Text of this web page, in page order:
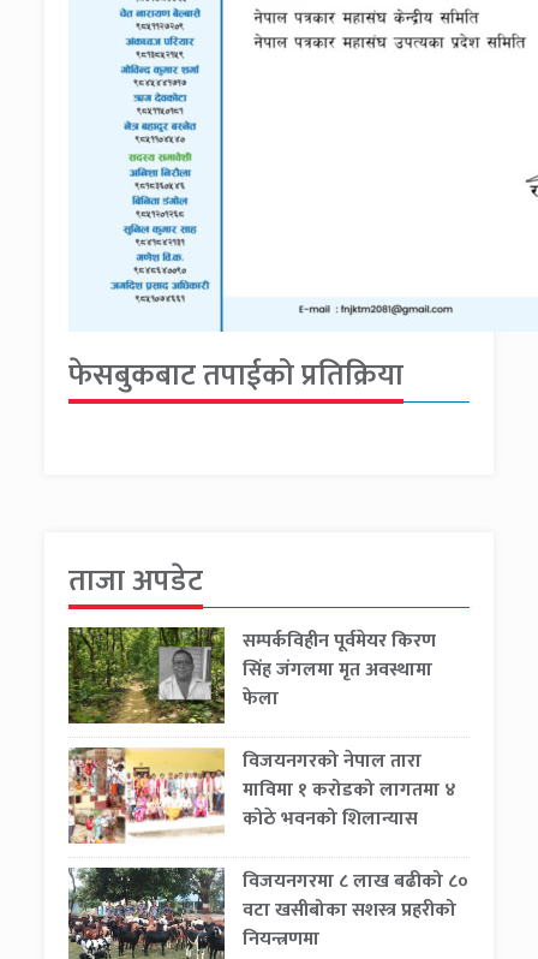
फेसबुकबाट तपाईको प्रतिक्रिया
ताजा अपडेट
सम्पर्कविहीन पूर्वमेयर किरण
सिंह जंगलमा मृत अवस्थामा
फेला
विजयनगरको नेपाल तारा
माविमा १ करोडको लागतमा ४
कोठे भवनको शिलान्यास
विजयनगरमा ८ लाख बढीको ८०
वटा खसीबोका सशस्त्र प्रहरीको
नियन्त्रणमा